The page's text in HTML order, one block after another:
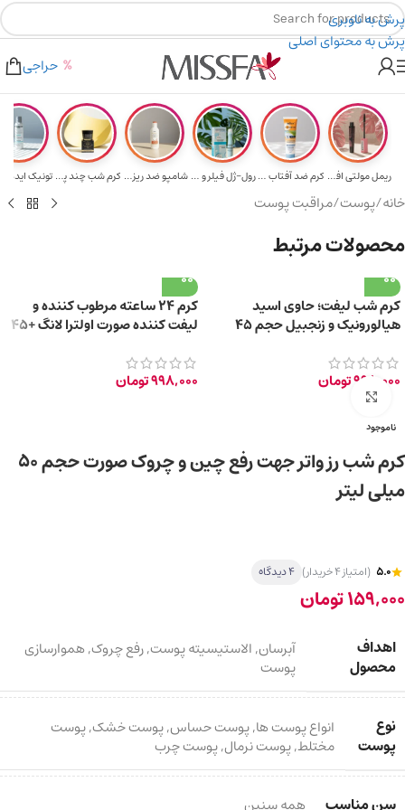
پرش به ناوبری
پرش به محتوای اصلی
۲٪ تخفیف روی سبد خرید برای روش کارت به کارت
هدیه برای خرید های بالای ۵ میلیون تومن
حراجی
ریمل مولتی افکت... کرم ضد آفتاب حا... رول-ژل فیلر و م... شامپو ضد ریزش و... کرم شب چند پپتی... تونیک ایده
خانه/پوست/مراقبت پوست
محصولات مرتبط
کرم شب لیفت؛ حاوی اسید
هیالورونیک و زنجبیل حجم 45
998,000تومان
کرم ۲۴ ساعته مرطوب کننده و
لیفت کننده صورت اولترا لانگ +45
998,000تومان
ناموجود
برای بزرگ‌نمایی کلیک کنید
کرم شب رز واتر جهت رفع چین و چروک صورت حجم 50
میلی لیتر
5.0 (امتیاز 4 خریدار) 4 دیدگاه
159,000تومان
اهداف
محصول
آبرسان,الاستیسیته پوست,رفع چروک,هموارسازی
پوست
نوع
پوست
انواع پوست ها,پوست حساس,پوست خشک,پوست
مختلط,پوست نرمال,پوست چرب
سن مناسب همه سنین